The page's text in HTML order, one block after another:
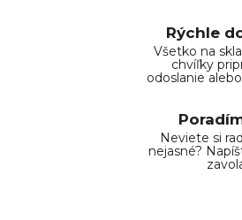
Rýchle
Všetko na
chvíľky
odoslanie
Neviete si
nejasné?